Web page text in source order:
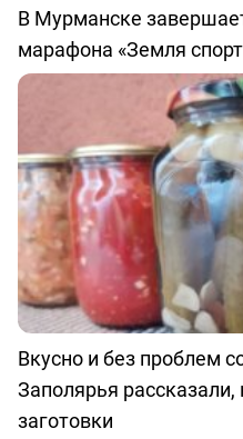
В Мурманске
марафона «Земля
Вкусно и без проблем
Заполярья
заготовки